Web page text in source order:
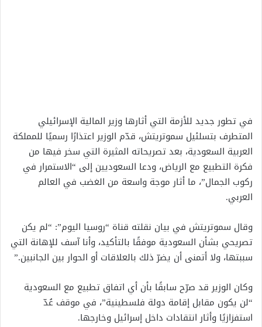
في تطور جديد للأزمة التي أثارها وزير المالية الإسرائيلي
المتطرف بتسلئيل سموتريتش، قدّم الوزير اعتذارًا رسميًا للمملكة
العربية السعودية، بعد تصريحاته المثيرة التي سخر فيها من
فكرة التطبيع مع الرياض، ودعا السعوديين إلى “الاستمرار في
ركوب الجمال”، ما أثار موجة واسعة من الغضب في العالم
العربي.
وقال سموتريتش في بيان نقلته قناة “روسيا اليوم”: “لم يكن
تصريحي بشأن السعودية موفقًا بالتأكيد، وأنا آسف للإهانة التي
سببتها، ولا أتمنى أن يضرّ ذلك بالعلاقات أو الحوار بين الجانبين.”
وكان الوزير قد صرّح سابقًا بأن أي اتفاق تطبيع مع السعودية
“لن يكون مقابل إقامة دولة فلسطينية”، في موقف عُدّ
استفزازيًا وأثار انتقادات داخل إسرائيل وخارجها.